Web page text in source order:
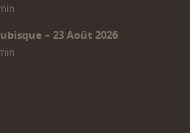
– 23 Août 2026